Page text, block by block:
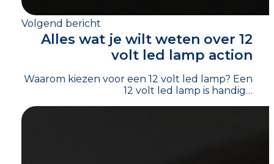
Volgend bericht
Alles wat je wilt weten over 12
volt led lamp action
Waarom kiezen voor een 12 volt led lamp? Een
12 volt led lamp is handig…